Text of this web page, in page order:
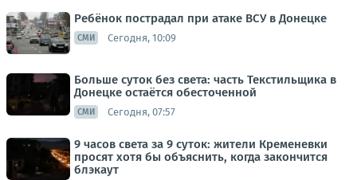
Ребёнок пострадал при атаке ВСУ в Донецке
СМИ Сегодня, 10:09
Больше суток без света: часть Текстильщика в
Донецке остаётся обесточенной
СМИ Сегодня, 07:57
9 часов света за 9 суток: жители Кременевки
просят хотя бы объяснить, когда закончится
блэкаут